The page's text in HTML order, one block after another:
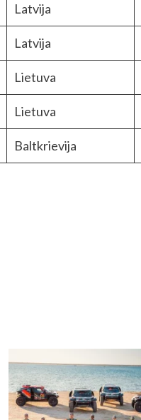
Latvija
Latvija
Lietuva
Lietuva
Baltkrievija